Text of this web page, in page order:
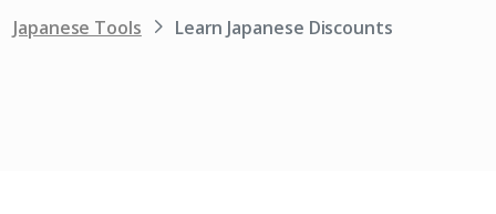
Japanese Tools Learn Japanese Discounts